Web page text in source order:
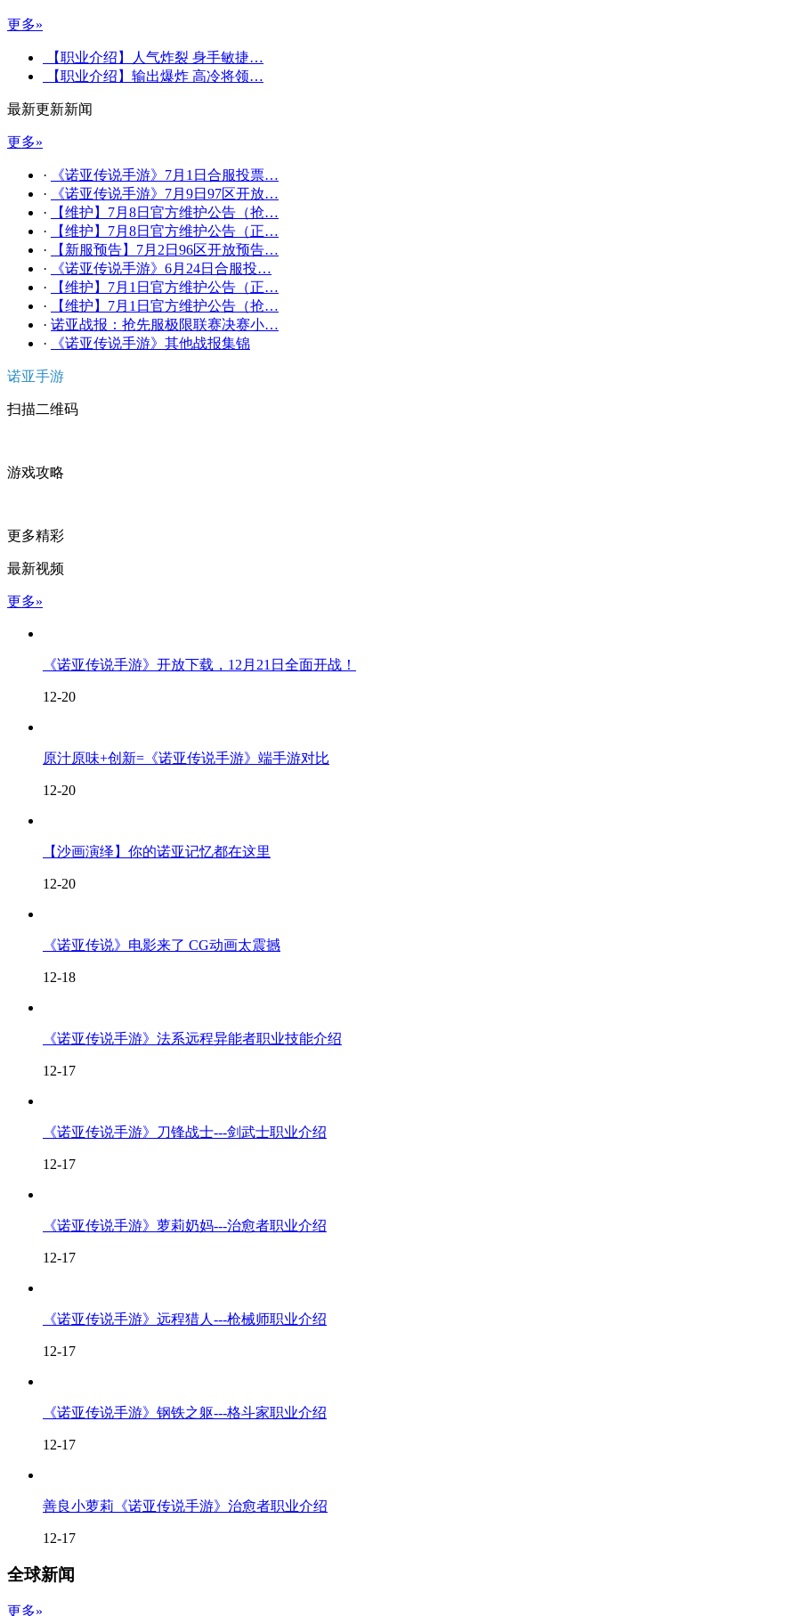
更多»
【职业介绍】人气炸裂 身手敏捷…
【职业介绍】输出爆炸 高冷将领…
最新更新新闻
更多»
·
《诺亚传说手游》7月1日合服投票…
·
《诺亚传说手游》7月9日97区开放…
·
【维护】7月8日官方维护公告（抢…
·
【维护】7月8日官方维护公告（正…
·
【新服预告】7月2日96区开放预告…
·
《诺亚传说手游》6月24日合服投…
·
【维护】7月1日官方维护公告（正…
·
【维护】7月1日官方维护公告（抢…
· 诺亚战报：抢先服极限联赛决赛小…
·
《诺亚传说手游》其他战报集锦
诺亚手游
扫描二维码
游戏攻略
更多精彩
最新视频
更多»
《诺亚传说手游》开放下载，12月21日全面开战！
12-20
原汁原味+创新=《诺亚传说手游》端手游对比
12-20
【沙画演绎】你的诺亚记忆都在这里
12-20
《诺亚传说》电影来了 CG动画太震撼
12-18
《诺亚传说手游》法系远程异能者职业技能介绍
12-17
《诺亚传说手游》刀锋战士---剑武士职业介绍
12-17
《诺亚传说手游》萝莉奶妈---治愈者职业介绍
12-17
《诺亚传说手游》远程猎人---枪械师职业介绍
12-17
《诺亚传说手游》钢铁之躯---格斗家职业介绍
12-17
善良小萝莉《诺亚传说手游》治愈者职业介绍
12-17
全球新闻
更多»